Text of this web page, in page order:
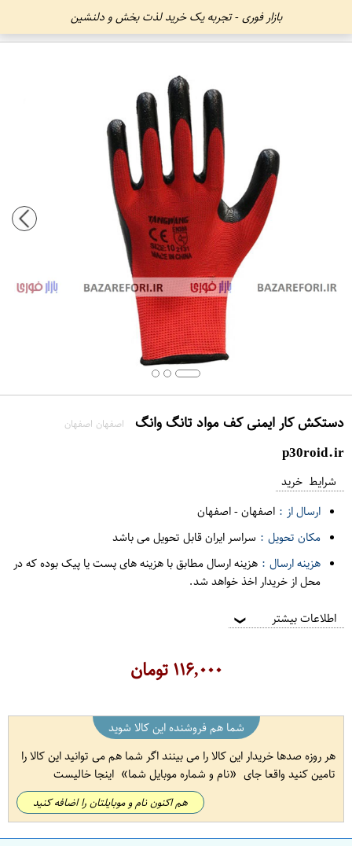
بازار فوری - تجربه یک خرید لذت بخش و دلنشین
دستکش کار ایمنی کف مواد تانگ وانگ اصفهان اصفهان
p30roid.ir
شرایط خرید
ارسال از : اصفهان-اصفهان
مکان تحویل : سراسر ایران قابل تحویل می باشد
هزینه ارسال : هزینه ارسال مطابق با هزینه های پست یا پیک بوده که در
محل از خریدار اخذ خواهد شد.
اطلاعات بیشتر ❯
۱۱۶,۰۰۰تومان
شما هم فروشنده این کالا شوید
هر روزه صدها خریدار این کالا را می بینند اگر شما هم می توانید این کالا را
تامین کنید واقعا جای
نام و شماره موبایل شما اینجا خالیست
هم اکنون نام و موبایلتان را اضافه کنید